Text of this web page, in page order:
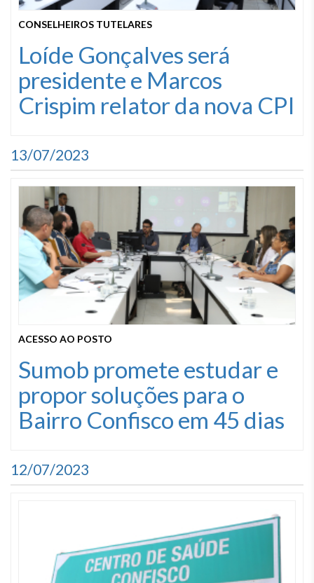
CONSELHEIROS TUTELARES
Loíde Gonçalves será
presidente e Marcos
Crispim relator da nova CPI
13/07/2023
ACESSO AO POSTO
Sumob promete estudar e
propor soluções para o
Bairro Confisco em 45 dias
12/07/2023